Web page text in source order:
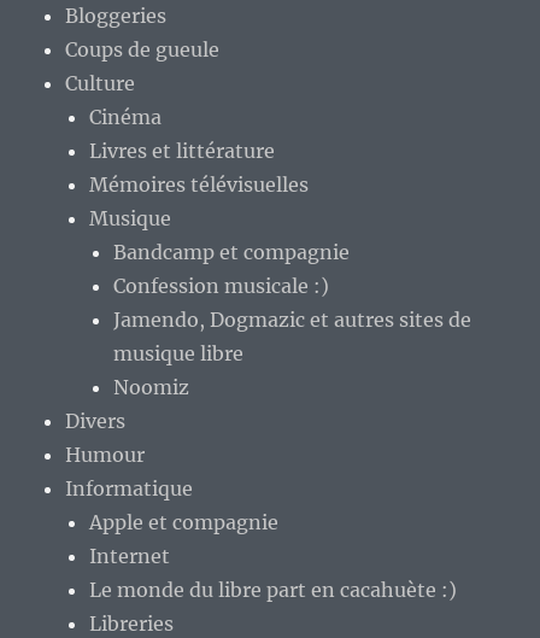
Bloggeries
Coups de gueule
Culture
Cinéma
Livres et littérature
Mémoires télévisuelles
Musique
Bandcamp et compagnie
Confession musicale :)
Jamendo, Dogmazic et autres sites de
musique libre
Noomiz
Divers
Humour
Informatique
Apple et compagnie
Internet
Le monde du libre part en cacahuète :)
Libreries